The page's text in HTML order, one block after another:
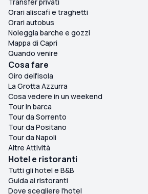
Orari aliscafi e traghetti
Orari autobus
Noleggia barche e gozzi
Mappa di Capri
Quando venire
Cosa fare
Giro dell'isola
La Grotta Azzurra
Cosa vedere in un weekend
Tour in barca
Tour da Sorrento
Tour da Positano
Tour da Napoli
Altre Attività
Hotel e ristoranti
Tutti gli hotel e B&B
Guida ai ristoranti
Dove scegliere l'hotel